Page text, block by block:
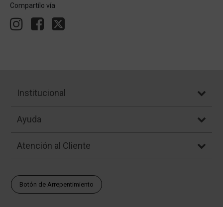
Compartílo vía
Institucional
Ayuda
Atención al Cliente
Botón de Arrepentimiento